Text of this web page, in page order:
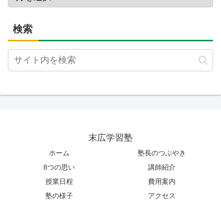
検索
末広学習塾
ホーム
塾長のつぶやき
8つの思い
講師紹介
授業日程
費用案内
塾の様子
アクセス